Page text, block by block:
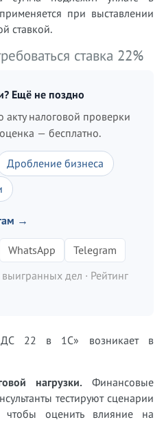
при выставлении
ставкой.
ставка 22%
Ещё не поздно
налоговой проверки
— бесплатно.
Дробление бизнеса
→
WhatsApp
Telegram
дел · Рейтинг
22 в 1С» возникает в
нагрузки. Финансовые
тестируют сценарии
оценить влияние на